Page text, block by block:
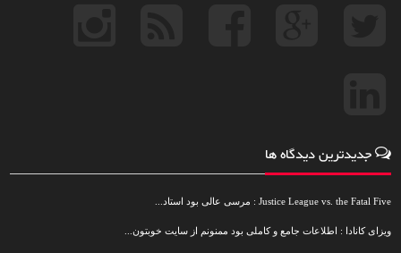
جدیدترین دیدگاه ها
Justice League vs. the Fatal Five : مرسی عالی بود استاد...
ویزای کانادا : اطلاعات جامع و کاملی بود ممنونم از سایت خوبتون...